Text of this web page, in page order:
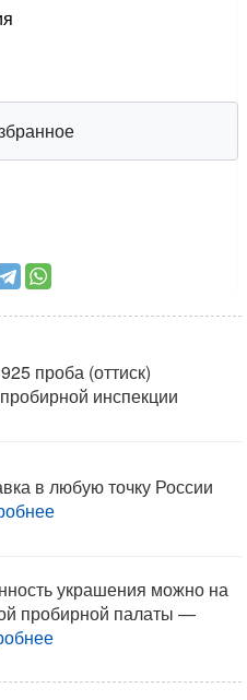
проба (оттиск)
инспекции
в любую точку России
украшения можно на
пробирной палаты —